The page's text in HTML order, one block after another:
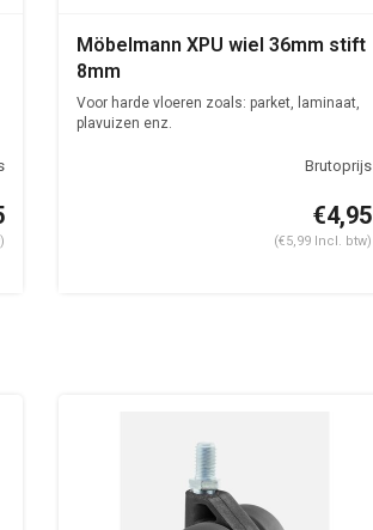
Möbelmann XPU wiel 36mm stift
8mm
Voor harde vloeren zoals: parket, laminaat,
plavuizen enz.
€4,95
(€5,99 Incl. btw)